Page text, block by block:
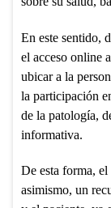
En este sentido,
el acceso online
ubicar a la
la participación
de la patología,
informativa.
De esta forma,
asimismo, un